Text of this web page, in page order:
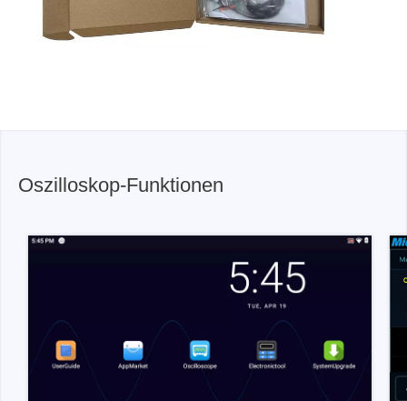
Oszilloskop-Funktionen